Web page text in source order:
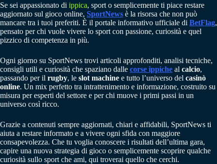
Se sei appassionato di ippica, sport o semplicemente ti piace restare
aggiornato sul gioco online, SportNews è la risorsa che non può
mancare tra i tuoi preferiti. È il portale informativo ufficiale di BetFlag,
pensato per chi vuole vivere lo sport con passione, curiosità e quel
pizzico di competenza in più.
Ogni giorno su SportNews trovi articoli approfonditi, analisi tecniche,
consigli utili e curiosità che spaziano dalle corse ippiche al calcio,
passando per il rugby, le slot machine e tutto l’universo del casinò
online. Un mix perfetto tra intrattenimento e informazione, costruito su
misura per esperti del settore e per chi muove i primi passi in un
universo così ricco.
Grazie a contenuti sempre aggiornati, chiari e affidabili, SportNews ti
aiuta a restare informato e a vivere ogni sfida con maggiore
consapevolezza. Che tu voglia conoscere i risultati dell’ultima gara,
capire una nuova strategia di gioco o semplicemente scoprire qualche
curiosità sullo sport che ami, qui troverai quello che cerchi.